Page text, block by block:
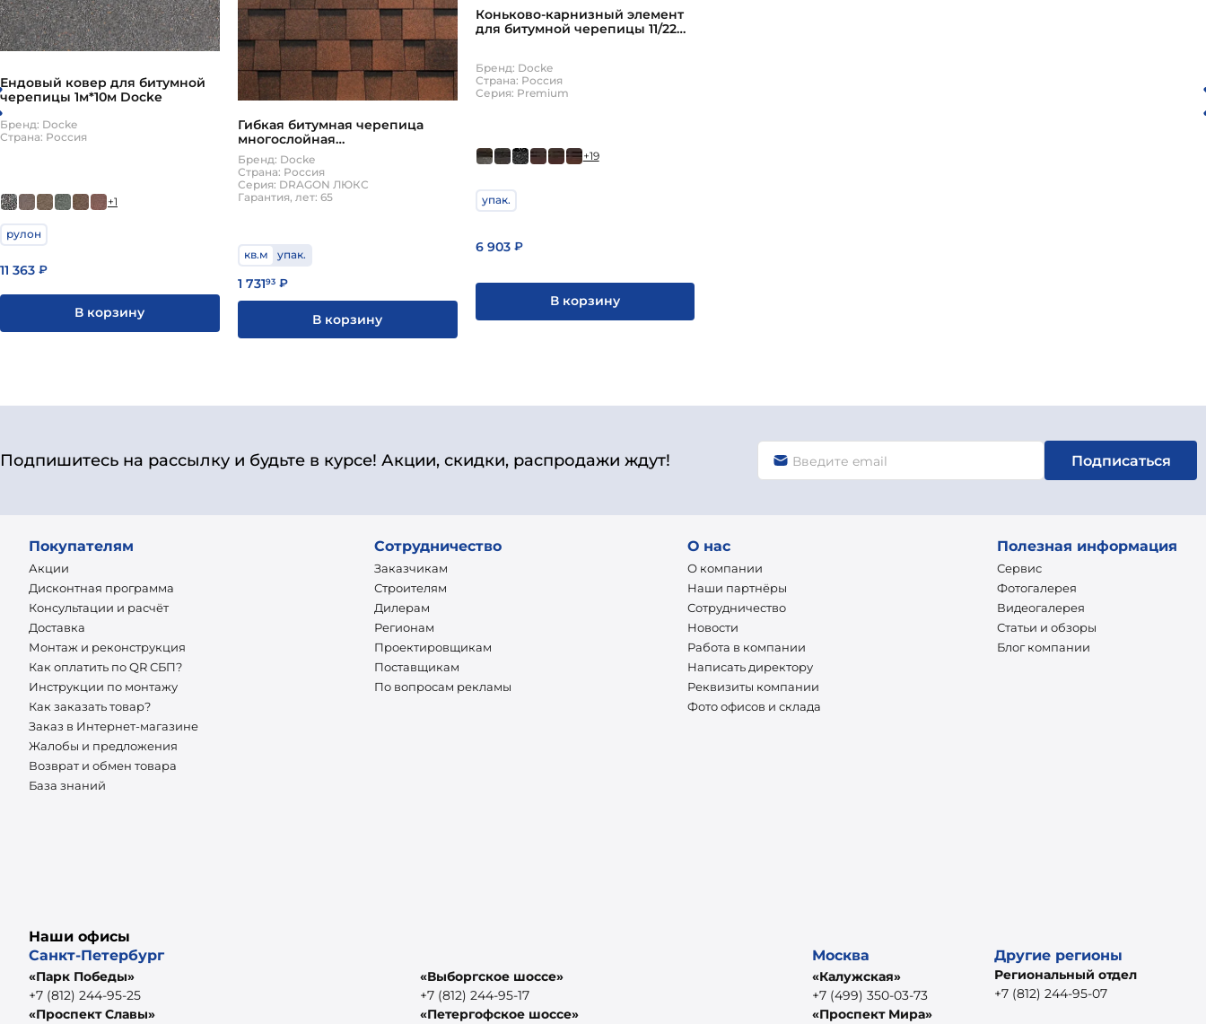
Ендовый ковер для битумной
черепицы 1м*10м Docke
Бренд: Docke
Страна: Россия
+1
рулон
11 363 ₽
В корзину
Гибкая битумная черепица
многослойная
(трапециевидная нарезка)
Docke DRAGON ЛЮКС Кофе
Бренд: Docke
Страна: Россия
Серия: DRAGON ЛЮКС
Гарантия, лет: 65
кв.м упак.
1 73193₽
В корзину
Коньково-карнизный элемент
для битумной черепицы 11/22
Бренд: Docke
Страна: Россия
Серия: Premium
+19
упак.
6 903₽
В корзину
Подпишитесь на рассылку и будьте в курсе! Акции, скидки, распродажи ждут! Подписаться
Покупателям
Акции
Дисконтная программа
Консультации и расчёт
Доставка
Монтаж и реконструкция
Как оплатить по QR СБП?
Инструкции по монтажу
Как заказать товар?
Заказ в Интернет-магазине
Жалобы и предложения
Возврат и обмен товара
База знаний
Сотрудничество
Заказчикам
Строителям
Дилерам
Регионам
Проектировщикам
Поставщикам
По вопросам рекламы
О нас
О компании
Наши партнёры
Сотрудничество
Новости
Работа в компании
Написать директору
Реквизиты компании
Фото офисов и склада
Полезная информация
Сервис
Фотогалерея
Видеогалерея
Статьи и обзоры
Блог компании
Наши офисы
Санкт-Петербург
«Парк Победы»
+7 (812) 244-95-25
«Проспект Славы»
«Выборгское шоссе»
+7 (812) 244-95-17
«Петергофское шоссе»
Москва
«Калужская»
+7 (499) 350-03-73
«Проспект Мира»
Другие регионы
Региональный отдел
+7 (812) 244-95-07